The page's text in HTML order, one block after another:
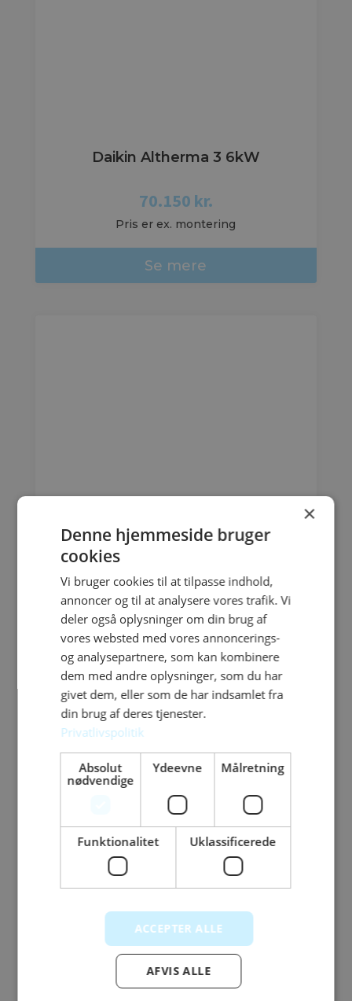
Daikin Altherma 3 6kW
70.150 kr.
Pris er ex. montering
Se mere
Daikin Altherma 3 8kW
77.180 kr.
Pris er ex. montering
Se mere
×
Denne hjemmeside bruger
cookies
Vi bruger cookies til at tilpasse indhold,
annoncer og til at analysere vores trafik. Vi
deler også oplysninger om din brug af
vores websted med vores annoncerings-
og analysepartnere, som kan kombinere
dem med andre oplysninger, som du har
givet dem, eller som de har indsamlet fra
din brug af deres tjenester.
Privatlivspolitik
Absolut
nødvendige
Ydeevne Målretning
Funktionalitet Uklassificerede
ACCEPTER ALLE
AFVIS ALLE